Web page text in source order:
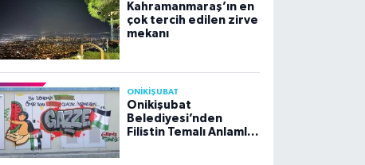
Kahramanmaraş’ın en
çok tercih edilen zirve
mekanı
ONİKİŞUBAT
Onikişubat
Belediyesi’nden
Filistin Temalı Anlamlı